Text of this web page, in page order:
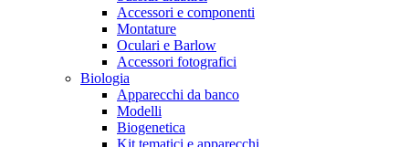
Accessori e componenti
Montature
Oculari e Barlow
Accessori fotografici
Biologia
Apparecchi da banco
Modelli
Biogenetica
Kit tematici e apparecchi